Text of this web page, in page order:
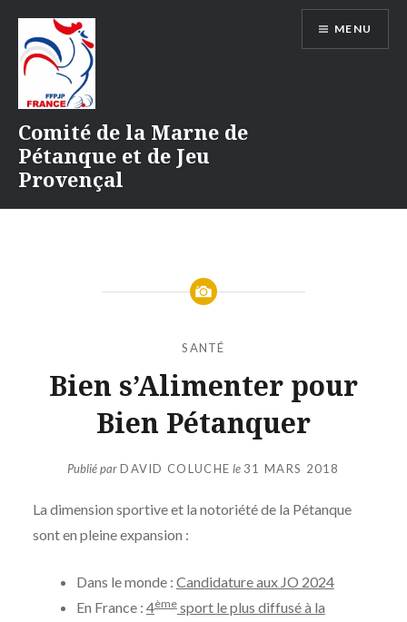
contenu
Comité de la Marne de
Pétanque et de Jeu
Provençal
MENU
SANTÉ
Bien s’Alimenter pour
Bien Pétanquer
Publié parDAVID COLUCHE le 31 MARS 2018
La dimension sportive et la notoriété de la Pétanque
sont en pleine expansion :
Dans le monde : Candidature aux JO 2024
En France : 4èmesport le plus diffusé à la